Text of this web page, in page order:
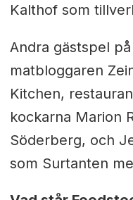
Kalthof som
Andra gästspel
matbloggaren
Kitchen,
kockarna Marion
Söderberg, och
som Surtanten